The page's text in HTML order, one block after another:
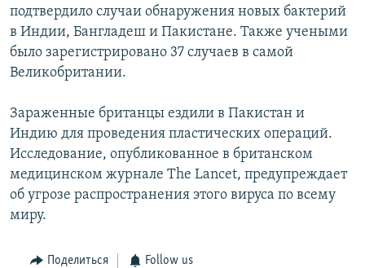
подтвердило случаи обнаружения новых бактерий
в Индии, Бангладеш и Пакистане. Также учеными
было зарегистрировано 37 случаев в самой
Великобритании.
Зараженные британцы ездили в Пакистан и
Индию для проведения пластических операций.
Исследование, опубликованное в британском
медицинском журнале The Lancet, предупреждает
об угрозе распространения этого вируса по всему
миру.
Поделиться Follow us